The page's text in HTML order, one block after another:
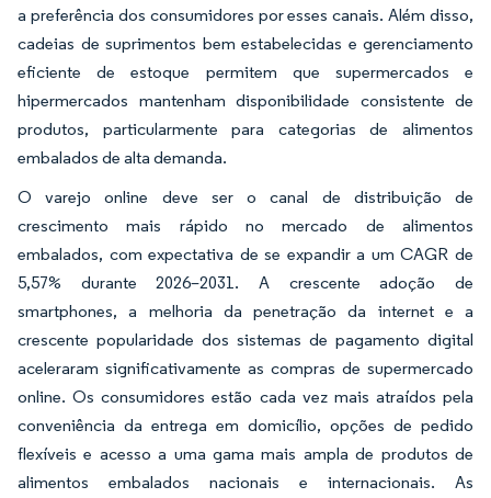
a preferência dos consumidores por esses canais. Além disso,
cadeias de suprimentos bem estabelecidas e gerenciamento
eficiente de estoque permitem que supermercados e
hipermercados mantenham disponibilidade consistente de
produtos, particularmente para categorias de alimentos
embalados de alta demanda.
O varejo online deve ser o canal de distribuição de
crescimento mais rápido no mercado de alimentos
embalados, com expectativa de se expandir a um CAGR de
5,57% durante 2026–2031. A crescente adoção de
smartphones, a melhoria da penetração da internet e a
crescente popularidade dos sistemas de pagamento digital
aceleraram significativamente as compras de supermercado
online. Os consumidores estão cada vez mais atraídos pela
conveniência da entrega em domicílio, opções de pedido
flexíveis e acesso a uma gama mais ampla de produtos de
alimentos embalados nacionais e internacionais. As